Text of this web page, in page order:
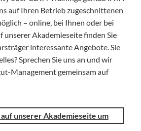
auf Ihren Betrieb zugeschnittenen
– online, bei Ihnen oder bei
unserer Akademieseite finden Sie
interessante Angebote. Sie
Sprechen Sie uns an und wir
Management gemeinsam auf
auf unserer Akademieseite um